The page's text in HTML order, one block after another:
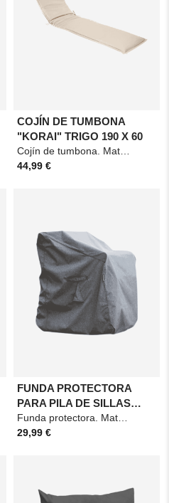
COJÍN DE TUMBONA
"KORAI" TRIGO 190 X 60
44,99 €
FUNDA PROTECTORA
PARA PILA DE SILLAS
HAMBO
Funda protectora. Material: Poliéster. Medidas: 70x70x120cm. Color: Negro.
29,99 €